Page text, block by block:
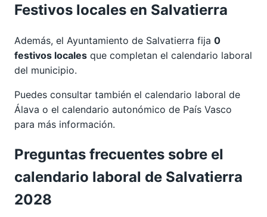
Festivos locales en Salvatierra
Además, el Ayuntamiento de Salvatierra fija 0
festivos locales que completan el calendario laboral
del municipio.
Puedes consultar también el calendario laboral de
Álava o el calendario autonómico de País Vasco
para más información.
Preguntas frecuentes sobre el
calendario laboral de Salvatierra
2028